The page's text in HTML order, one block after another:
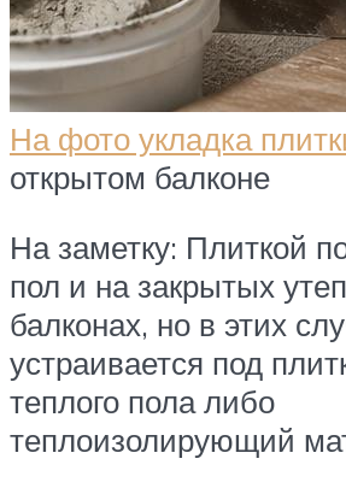
На фото укладка
открытом балконе
На заметку: Плиткой
пол и на закрытых
балконах, но в этих
устраивается под
теплого пола либо
теплоизолирующий